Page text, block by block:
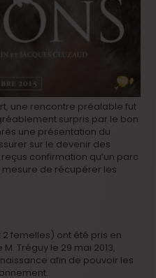
une rencontre préalable fut
surpris par le bon
une présentation du
sur le devenir des
confirmation qu’un parc
de récupérer les
femelles) ont été pris en
Tréguy le 29 mai 2013,
afin de pouvoir les